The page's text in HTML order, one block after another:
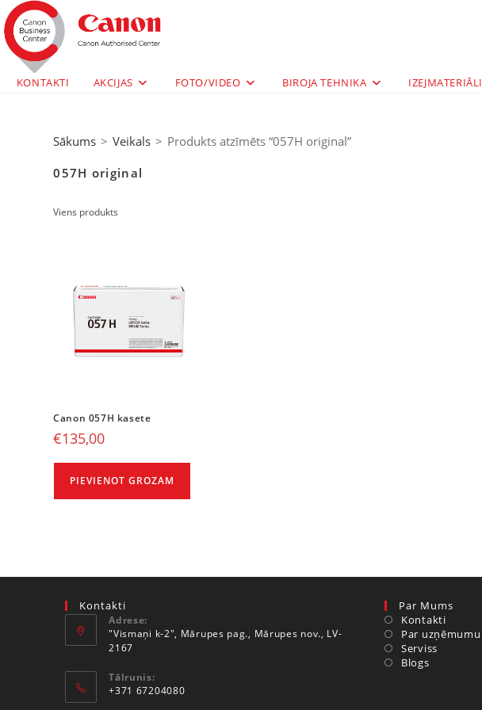
KONTAKTI AKCIJAS FOTO/VIDEO BIROJA TEHNIKA IZEJMATERIĀLI
Sākums > Veikals > Produkts atzīmēts “057H original”
057H original
Viens produkts
Canon 057H kasete
€135,00
PIEVIENOT GROZAM
Kontakti
Adrese:
"Vismaņi k-2", Mārupes pag., Mārupes nov., LV-
2167
Tālrunis:
+371 67204080
Par Mums
Kontakti
Par uzņēmumu
Serviss
Blogs